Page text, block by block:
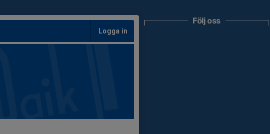
Logga in
Följ oss